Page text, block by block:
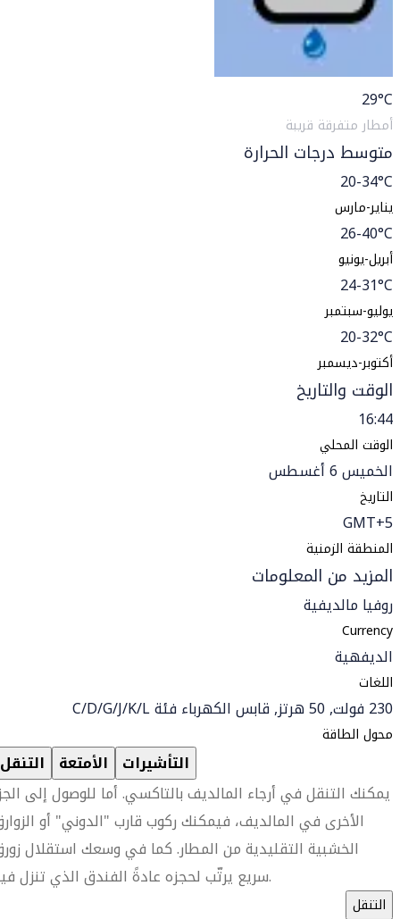
29°C
أمطار متفرقة قريبة
متوسط درجات الحرارة
20-34°C
يناير-مارس
26-40°C
أبريل-يونيو
24-31°C
يوليو-سبتمبر
20-32°C
أكتوبر-ديسمبر
الوقت والتاريخ
16:44
الوقت المحلي
الخميس 6 أغسطس
التاريخ
GMT+5
المنطقة الزمنية
المزيد من المعلومات
روفيا مالديفية
Currency
الديفهية
اللغات
230 فولت, 50 هرتز, قابس الكهرباء فئة C/D/G/J/K/L
محول الطاقة
التنقل الأمتعة التأشيرات
يمكنك التنقل في أرجاء المالديف بالتاكسي. أما للوصول إلى
الأخرى في المالديف، فيمكنك ركوب قارب "الدوني" أو
الخشبية التقليدية من المطار. كما في وسعك استقلال
سريع يرتّب لحجزه عادةً الفندق الذي تنزل فيه.
التنقل